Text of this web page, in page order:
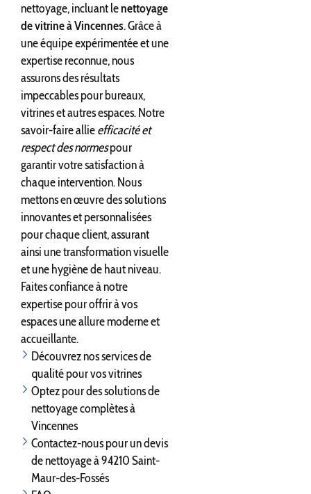
nettoyage, incluant lenettoyage
de vitrine à Vincennes. Grâce à
une équipe expérimentée et une
expertise reconnue, nous
assurons des résultats
impeccables pour bureaux,
vitrines et autres espaces. Notre
savoir-faire allieefficacité et
respect des normespour
garantir votre satisfaction à
chaque intervention. Nous
mettons en œuvre des solutions
innovantes et personnalisées
pour chaque client, assurant
ainsi une transformation visuelle
et une hygiène de haut niveau.
Faites confiance à notre
expertise pour offrir à vos
espaces une allure moderne et
accueillante.
Découvrez nos services de
qualité pour vos vitrines
Optez pour des solutions de
nettoyage complètes à
Vincennes
Contactez-nous pour un devis
de nettoyage à 94210 Saint-
Maur-des-Fossés